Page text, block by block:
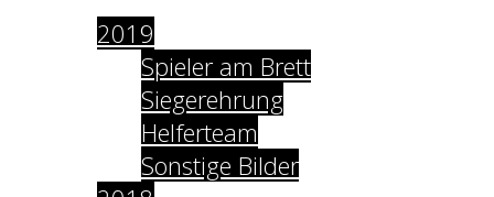
2019
Spieler am Brett
Siegerehrung
Helferteam
Sonstige Bilder